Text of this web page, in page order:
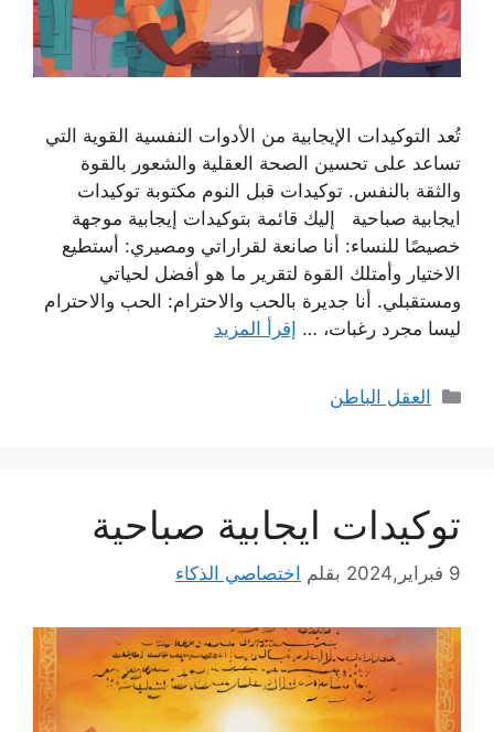
تُعد التوكيدات الإيجابية من الأدوات النفسية القوية التي
تساعد على تحسين الصحة العقلية والشعور بالقوة
والثقة بالنفس. توكيدات قبل النوم مكتوبة توكيدات
ايجابية صباحية إليك قائمة بتوكيدات إيجابية موجهة
خصيصًا للنساء: أنا صانعة لقراراتي ومصيري: أستطيع
الاختيار وأمتلك القوة لتقرير ما هو أفضل لحياتي
ومستقبلي. أنا جديرة بالحب والاحترام: الحب والاحترام
ليسا مجرد رغبات، … إقرأ المزيد
التصنيفات
العقل الباطن
توكيدات ايجابية صباحية
9 فبراير,2024 بقلم اختصاصي الذكاء